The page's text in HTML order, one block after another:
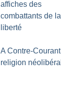
affiches des
combattants de la
liberté
A Contre-
religion